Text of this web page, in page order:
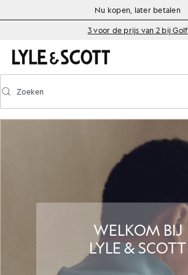
Ga naar de hoofdinhoud
Informatie over toegankelijkheid
Nu kopen, later betalen
3 voor de prijs van 2 bij Golf
Voorspellend zoeken in- of uitschakelen
Zoeken
WELKOM BIJ
LYLE & SCOTT